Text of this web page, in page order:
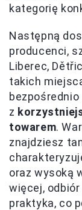
kategorię
Następną
producenci,
Liberec,
takich
bezpośrednio
z
towarem.
znajdziesz
oraz wysoką
więcej,
praktyka, co